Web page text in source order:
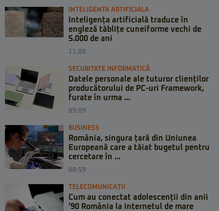
INTELIGENTA ARTIFICIALA
Inteligența artificială traduce în
engleză tăblițe cuneiforme vechi de
5.000 de ani
11:00
SECURITATE INFORMATICĂ
Datele personale ale tuturor clienților
producătorului de PC-uri Framework,
furate în urma ...
09:09
BUSINESS
România, singura țară din Uniunea
Europeană care a tăiat bugetul pentru
cercetare în ...
08:59
TELECOMUNICAȚII
Cum au conectat adolescenții din anii
’90 România la internetul de mare